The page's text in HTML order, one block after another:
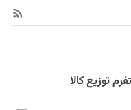
توزیع کالا